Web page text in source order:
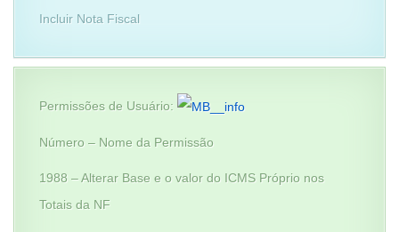
Incluir Nota Fiscal
Permissões de Usuário:
Número – Nome da Permissão
1988 – Alterar Base e o valor do ICMS Próprio nos
Totais da NF